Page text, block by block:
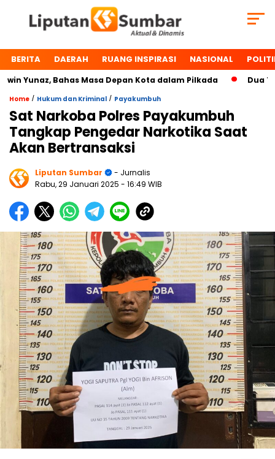
BERITA DAERAH RUANG INSPIRASI NASIONAL
Bahas Masa Depan Kota dalam Pilkada Dua
Home / Hukum dan Kriminal / Payakumbuh
Sat Narkoba Polres Payakumbuh
Tangkap Pengedar Narkotika Saat
Akan Bertransaksi
Liputan Sumbar
- Jurnalis
Rabu, 29 Januari 2025 - 16:49 WIB